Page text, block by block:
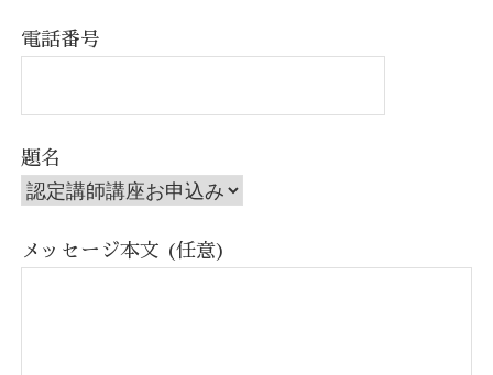
電話番号
題名
メッセージ本文 (任意)